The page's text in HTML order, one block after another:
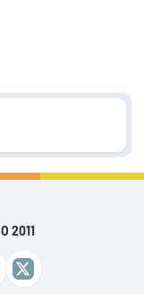
2011